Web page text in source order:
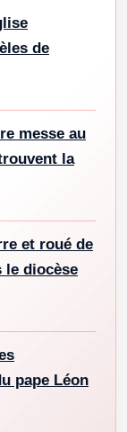
de
messe au
la
et roué de
le diocèse
pape Léon